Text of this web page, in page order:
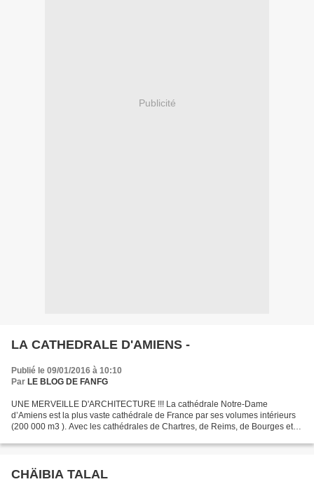
Publicité
LA CATHEDRALE D'AMIENS -
Publié le 09/01/2016 à 10:10
Par LE BLOG DE FANFG
UNE MERVEILLE D'ARCHITECTURE !!! La cathédrale Notre-Dame
d’Amiens est la plus vaste cathédrale de France par ses volumes intérieurs
(200 000 m3 ). Avec les cathédrales de Chartres, de Reims, de Bourges et
CHÄIBIA TALAL